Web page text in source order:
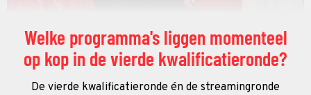
Welke programma's liggen momenteel
op kop in de vierde kwalificatieronde?
De vierde kwalificatieronde én de streamingronde